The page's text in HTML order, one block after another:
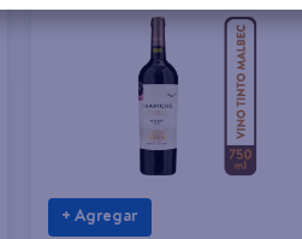
+ Agregar